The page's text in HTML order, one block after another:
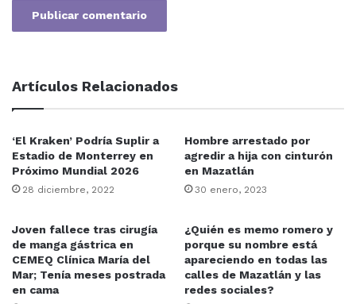
Artículos Relacionados
‘El Kraken’ Podría Suplir a
Estadio de Monterrey en
Próximo Mundial 2026
28 diciembre, 2022
Hombre arrestado por
agredir a hija con cinturón
en Mazatlán
30 enero, 2023
Joven fallece tras cirugía
de manga gástrica en
CEMEQ Clínica María del
Mar; Tenía meses postrada
en cama
¿Quién es memo romero y
porque su nombre está
apareciendo en todas las
calles de Mazatlán y las
redes sociales?